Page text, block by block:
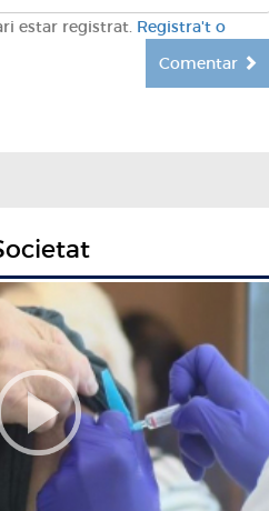
estar registrat. Registra't o
Comentar